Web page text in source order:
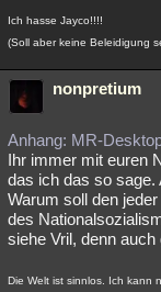
Ich hasse Jayco!!!!
(Soll aber keine Beleidigung
nonpretium
Anhang: MR-
Ihr immer mit euren
das ich das so sage.
Warum soll den
des
siehe Vril, denn
Die Welt ist sinnlos. Ich kann